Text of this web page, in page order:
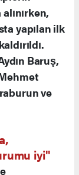
yapılan ilk
Baruş,
ve
iyi"